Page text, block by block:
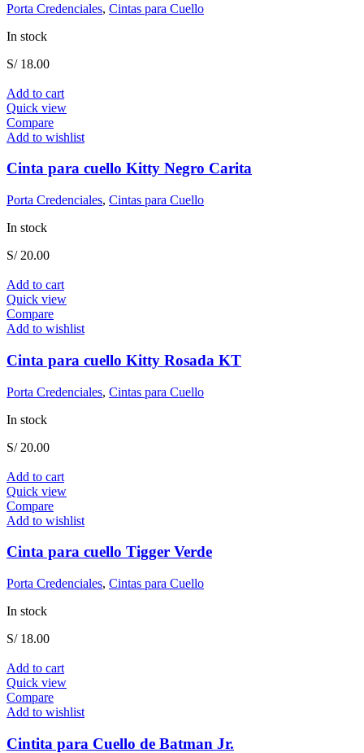
Porta Credenciales, Cintas para Cuello
In stock
S/18.00
Add to cart
Quick view
Compare
Add to wishlist
Cinta para cuello Kitty Negro Carita
Porta Credenciales, Cintas para Cuello
In stock
S/20.00
Add to cart
Quick view
Compare
Add to wishlist
Cinta para cuello Kitty Rosada KT
Porta Credenciales, Cintas para Cuello
In stock
S/20.00
Add to cart
Quick view
Compare
Add to wishlist
Cinta para cuello Tigger Verde
Porta Credenciales, Cintas para Cuello
In stock
S/18.00
Add to cart
Quick view
Compare
Add to wishlist
Cintita para Cuello de Batman Jr.